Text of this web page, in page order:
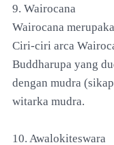
9. Wairocana
Wairocana
Ciri-ciri arca
Buddharupa yang
dengan mudra
witarka mudra.
10. Awalokiteswara